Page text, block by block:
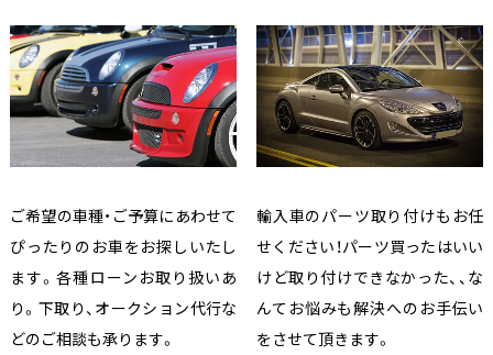
ご希望の車種・ご予算にあわせて
ぴったりのお車をお探しいたし
ます。各種ローンお取り扱いあ
り。下取り、オークション代行な
どのご相談も承ります。
輸入車のパーツ取り付けもお任
せください！パーツ買ったはいい
けど取り付けできなかった、、な
んてお悩みも解決へのお手伝い
をさせて頂きます。